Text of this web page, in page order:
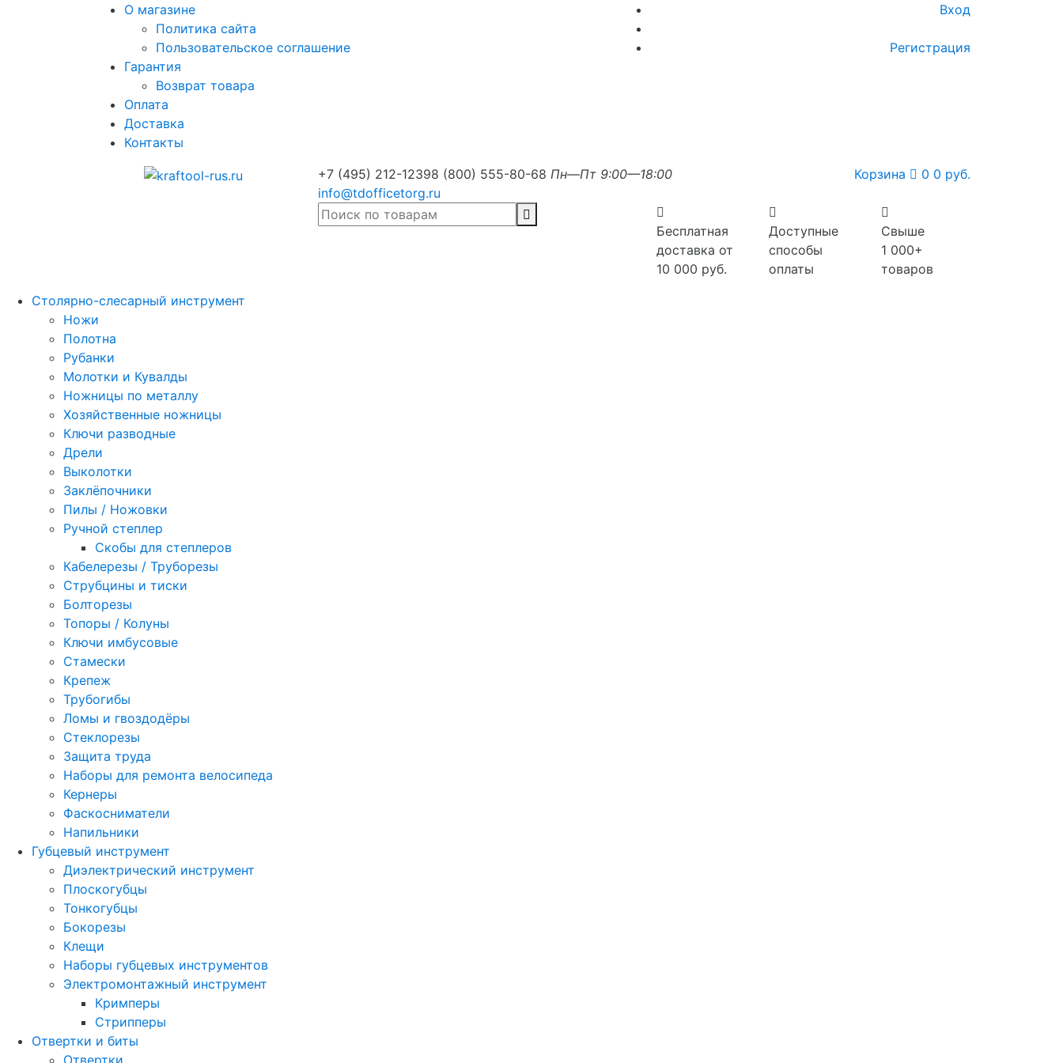
О магазине
Политика сайта
Пользовательское соглашение
Гарантия
Возврат товара
Оплата
Доставка
Контакты
Вход
Регистрация
+7 (495) 212-12398 (800) 555-80-68 Пн—Пт 9:00—18:00
info@tdofficetorg.ru
Корзина 0 0 руб.
Бесплатная
доставка от
10 000 руб.
Доступные
способы
оплаты
Свыше
1 000+
товаров
Столярно-слесарный инструмент
Ножи
Полотна
Рубанки
Молотки и Кувалды
Ножницы по металлу
Хозяйственные ножницы
Ключи разводные
Дрели
Выколотки
Заклёпочники
Пилы / Ножовки
Ручной степлер
Скобы для степлеров
Кабелерезы / Труборезы
Струбцины и тиски
Болторезы
Топоры / Колуны
Ключи имбусовые
Стамески
Крепеж
Трубогибы
Ломы и гвоздодёры
Стеклорезы
Защита труда
Наборы для ремонта велосипеда
Кернеры
Фаскосниматели
Напильники
Губцевый инструмент
Диэлектрический инструмент
Плоскогубцы
Тонкогубцы
Бокорезы
Клещи
Наборы губцевых инструментов
Электромонтажный инструмент
Кримперы
Стрипперы
Отвертки и биты
Отвертки